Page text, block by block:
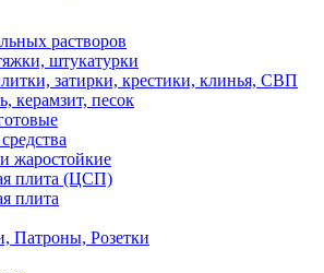
растворов
штукатурки
затирки, крестики, клинья, СВП
керамзит, песок
жаростойкие
плита (ЦСП)
плита
Патроны, Розетки